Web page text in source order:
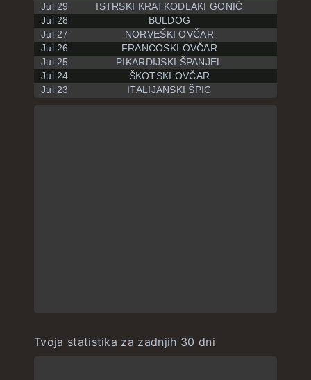
Jul 29
ISTRSKI KRATKODLAKI GONIČ
Jul 28
BULDOG
Jul 27
NORVEŠKI OVČAR
Jul 26
FRANCOSKI OVČAR
Jul 25
PIKARDIJSKI ŠPANJEL
Jul 24
ŠKOTSKI OVČAR
Jul 23
ITALIJANSKI ŠPIC
Tvoja statistika za zadnjih 30 dni